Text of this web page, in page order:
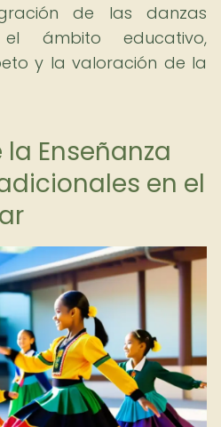
de las danzas
ámbito educativo,
y la valoración de la
Enseñanza
en el